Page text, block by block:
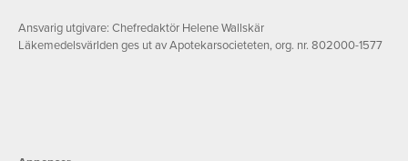
Ansvarig utgivare: Chefredaktör Helene Wallskär
Läkemedelsvärlden ges ut av Apotekarsocieteten, org. nr. 802000-1577